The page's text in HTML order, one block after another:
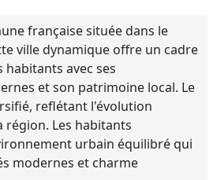
française située dans le
ville dynamique offre un cadre
habitants avec ses
et son patrimoine local. Le
reflétant l'évolution
région. Les habitants
urbain équilibré qui
modernes et charme